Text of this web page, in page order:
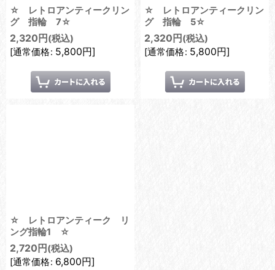
☆ レトロアンティークリン
グ 指輪 7☆
2,320 円 (税込)
[通常価格: 5,800円]
☆ レトロアンティークリン
グ 指輪 5☆
2,320 円 (税込)
[通常価格: 5,800円]
☆ レトロアンティーク リ
ング指輪1 ☆
2,720 円 (税込)
[通常価格: 6,800円]